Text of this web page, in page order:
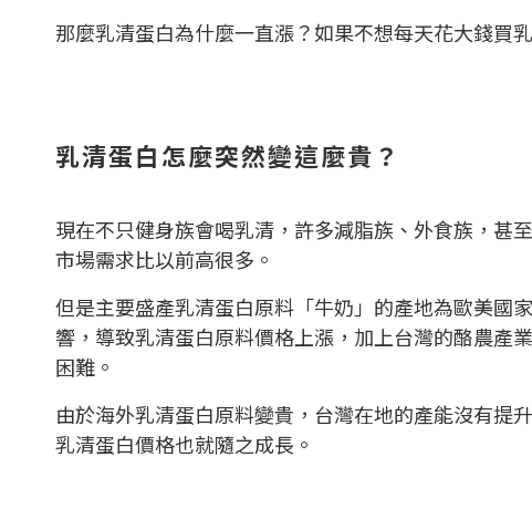
那麼乳清蛋白為什麼一直漲？如果不想每天花大錢買
乳清蛋白怎麼突然變這麼貴？
現在不只健身族會喝乳清，許多減脂族、外食族，甚
市場需求比以前高很多。
但是主要盛產乳清蛋白原料「牛奶」的產地為歐美國
響，導致乳清蛋白原料價格上漲，加上台灣的酪農產
困難。
由於海外乳清蛋白原料變貴，台灣在地的產能沒有提
乳清蛋白價格也就隨之成長。